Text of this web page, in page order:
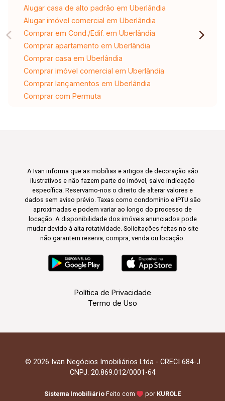
Alugar casa de alto padrão em Uberlândia
Alugar imóvel comercial em Uberlândia
Comprar em Cond./Edif. em Uberlândia
Comprar apartamento em Uberlândia
Comprar casa em Uberlândia
Comprar imóvel comercial em Uberlândia
Comprar lançamentos em Uberlândia
Comprar com Permuta
A Ivan informa que as mobílias e artigos de decoração são
ilustrativos e não fazem parte do imóvel, salvo indicação
específica. Reservamo-nos o direito de alterar valores e
dados sem aviso prévio. Taxas como condomínio e IPTU são
aproximadas e podem variar ao longo do processo de
locação. A disponibilidade dos imóveis anunciados pode
mudar devido à alta rotatividade. Solicitações feitas no site
não garantem reserva, compra, venda ou locação.
Política de Privacidade
Termo de Uso
© 2026 Ivan Negócios Imobiliários Ltda - CRECI 684-J
CNPJ: 20.869.012/0001-64
Sistema Imobiliário Feito com por KUROLE